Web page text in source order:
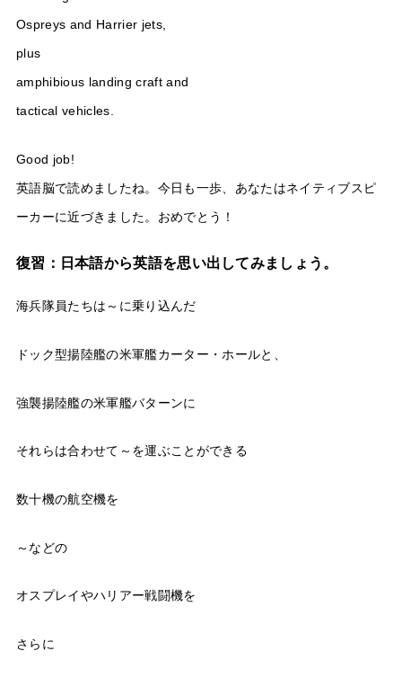
Ospreys and Harrier jets,
plus
amphibious landing craft and
tactical vehicles.
Good job!
英語脳で読めましたね。今日も一歩、あなたはネイティブスピ
ーカーに近づきました。おめでとう！
復習：日本語から英語を思い出してみましょう。
海兵隊員たちは～に乗り込んだ
ドック型揚陸艦の米軍艦カーター・ホールと、
強襲揚陸艦の米軍艦バターンに
それらは合わせて～を運ぶことができる
数十機の航空機を
～などの
オスプレイやハリアー戦闘機を
さらに